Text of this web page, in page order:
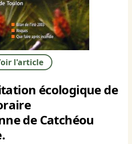
l'article
écologique de
de Catchéou